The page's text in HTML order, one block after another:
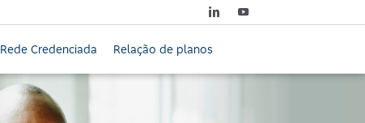
Rede Credenciada Relação de planos